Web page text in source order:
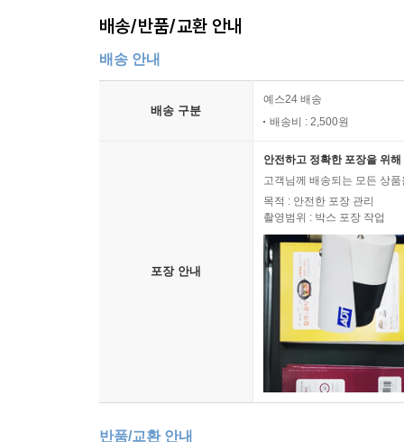
배송/반품/교환 안내
배송 안내
배송 구분
예스24 배송
배송비 : 2,500원
포장 안내
안전하고 정확한 포장을 위
고객님께 배송되는 모든 상
목적 : 안전한 포장 관리
촬영범위 : 박스 포장 작업
반품/교환 안내